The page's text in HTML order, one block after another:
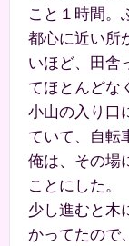
こと１時間。
都心に近い所
いほど、田舎
てほとんどな
小山の入り口
ていて、自転
俺は、その場
ことにした。
少し進むと木
かってたので